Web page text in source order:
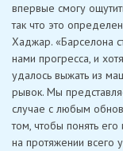
впервые смогу
так что это
Хаджар. «Барселона
нами прогресса, и
удалось выжать из
рывок. Мы
случае с любым
том, чтобы понять его
на протяжении всего